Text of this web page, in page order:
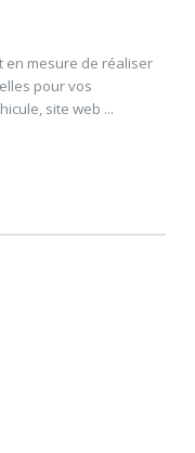
en mesure de réaliser
pour vos
site web ...